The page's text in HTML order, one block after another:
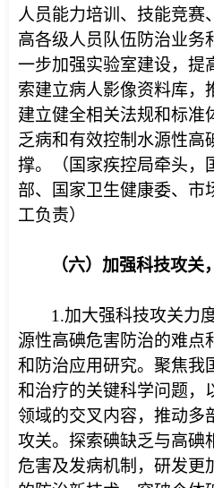
人员能力培训、技能竞赛
高各级人员队伍防治业务
一步加强实验室建设，提
索建立病人影像资料库，
建立健全相关法规和标准
乏病和有效控制水源性高
撑。（国家疾控局牵头，
部、国家卫生健康委、市
工负责）
（六）加强科技攻关
1.加大强科技攻关力
源性高碘危害防治的难点
和防治应用研究。聚焦我
和治疗的关键科学问题，
领域的交叉内容，推动多
攻关。探索碘缺乏与高碘
危害及发病机制，研发更